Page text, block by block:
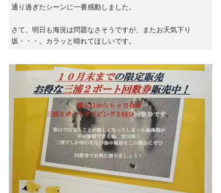
通り過ぎたシーンに一番感動しました。
さて、明日も海況は問題なさそうですが、またお天気下り
坂・・・。カラッと晴れてほしいです。